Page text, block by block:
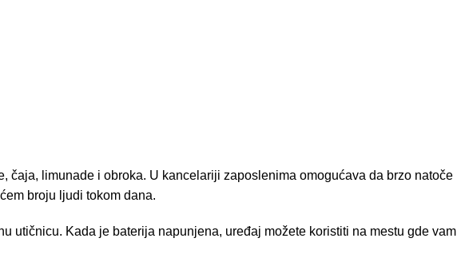
limunade i obroka. U kancelariji zaposlenima omogućava da brzo natoče
broju ljudi tokom dana.
utičnicu. Kada je baterija napunjena, uređaj možete koristiti na mestu gde vam